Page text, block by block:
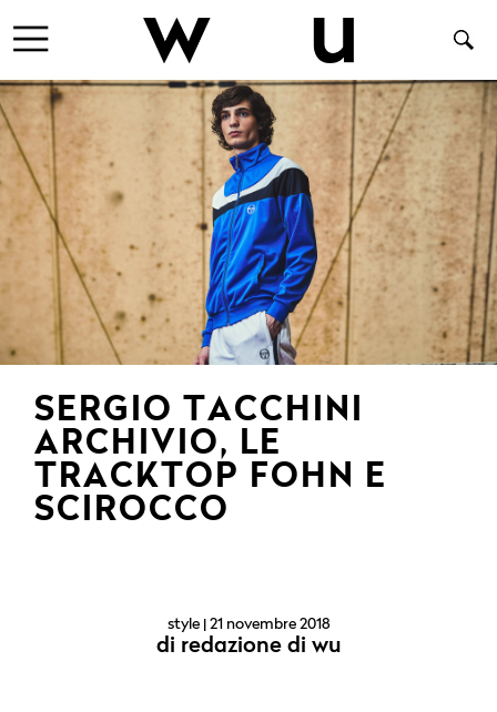
SERGIO TACCHINI
ARCHIVIO, LE
TRACKTOP FOHN E
SCIROCCO
style| 21 novembre 2018
di redazione di wu